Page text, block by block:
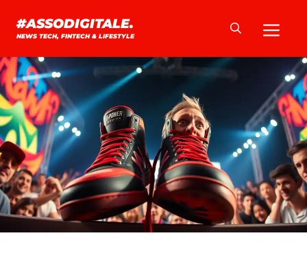
#ASSODIGITALE.
NEWS TECH, FINTECH & LIFESTYLE